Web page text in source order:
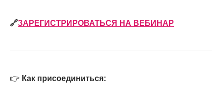
🔗ЗАРЕГИСТРИРОВАТЬСЯ НА ВЕБИНАР
👉 Как присоединиться: